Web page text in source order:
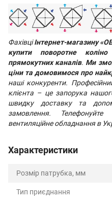
ФахівціІнтернет-магазину
купити поворотне
прямокутних каналів. Ми
ціни та домовимося про
наші конкуренти.
клієнта – це запорука
швидку доставку та
замовлення.
вентиляційне обладнання в
Характеристики
Розмір патрубка, мм
Тип приєднання